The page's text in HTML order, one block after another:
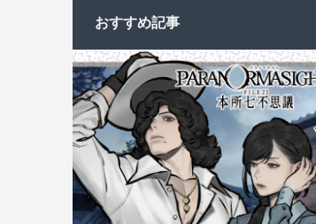
おすすめ記事